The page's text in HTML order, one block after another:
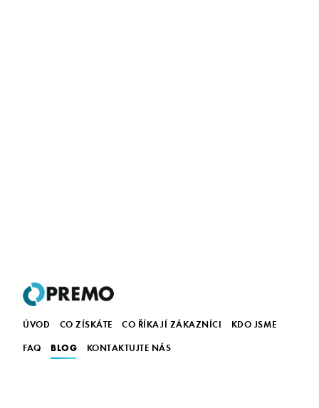
ÚVOD CO ZÍSKÁTE CO ŘÍKAJÍ ZÁKAZNÍCI KDO JSME
FAQ BLOG KONTAKTUJTE NÁS